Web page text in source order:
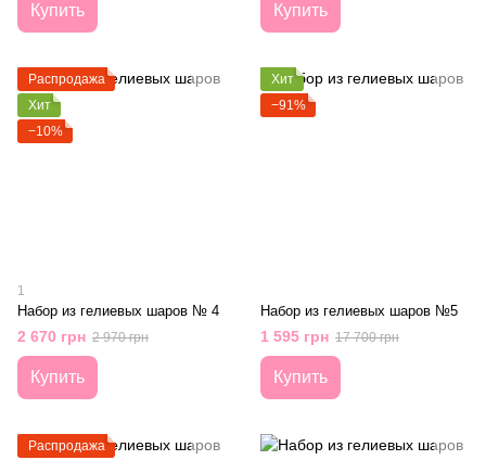
Купить Купить
Распродажа
Хит
−10%
1
Набор из гелиевых шаров № 4
2 670 грн 2 970 грн
Купить
Хит
−91%
Набор из гелиевых шаров №5
1 595 грн 17 700 грн
Купить
Распродажа